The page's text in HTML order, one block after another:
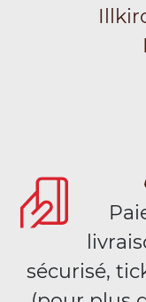
sécurisé,